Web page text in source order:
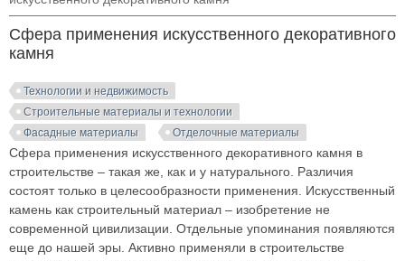
Сфера применения искусственного декоративного
камня
Технологии и недвижимость
Строительные материалы и технологии
Фасадные материалы
Отделочные материалы
Сфера применения искусственного декоративного камня в
строительстве – такая же, как и у натурального. Различия
состоят только в целесообразности применения. Искусственный
камень как строительный материал – изобретение не
современной цивилизации. Отдельные упоминания появляются
еще до нашей эры. Активно применяли в строительстве